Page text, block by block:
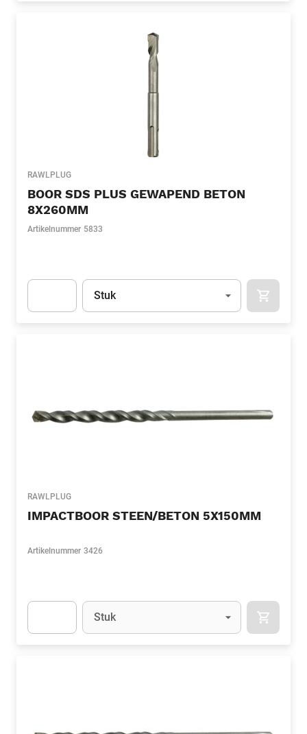
RAWLPLUG
BOOR SDS PLUS GEWAPEND BETON
8X260MM
Artikelnummer 5833
Eenheid
Stuk
RAWLPLUG
IMPACTBOOR STEEN/BETON 5X150MM
Artikelnummer 3426
Eenheid
Stuk